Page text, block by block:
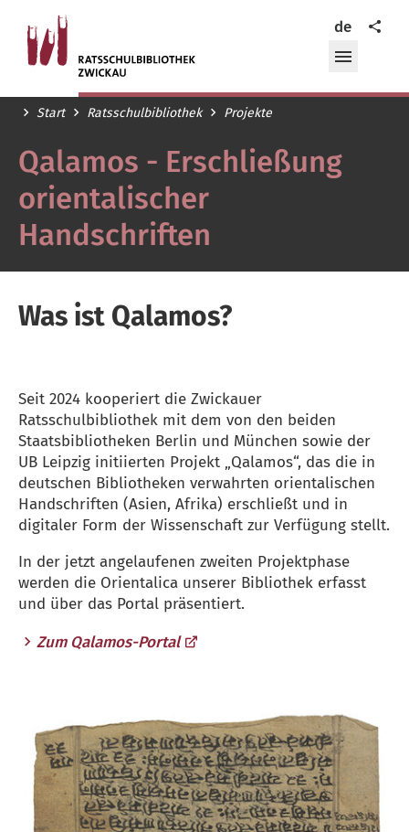
Ratsschulbibliothekde
Teilen
Start Ratsschulbibliothek Projekte
Qalamos - Erschließung
orientalischer
Handschriften
Was ist Qalamos?
Seit 2024 kooperiert die Zwickauer
Ratsschulbibliothek mit dem von den beiden
Staatsbibliotheken Berlin und München sowie der
UB Leipzig initiierten Projekt „Qalamos“, das die in
deutschen Bibliotheken verwahrten orientalischen
Handschriften (Asien, Afrika) erschließt und in
digitaler Form der Wissenschaft zur Verfügung stellt.
In der jetzt angelaufenen zweiten Projektphase
werden die Orientalica unserer Bibliothek erfasst
und über das Portal präsentiert.
Zum Qalamos-Portal